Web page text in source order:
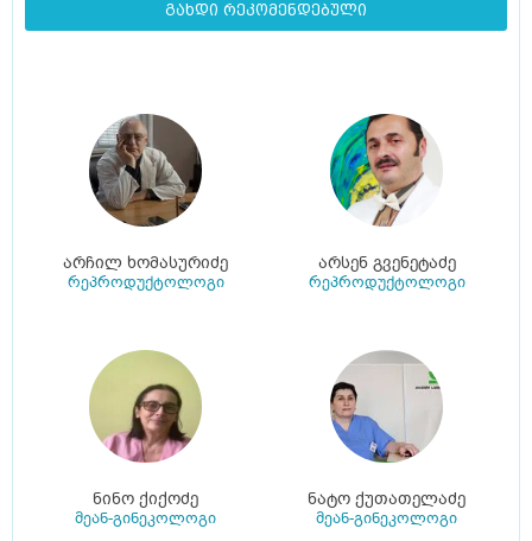
გახდი რეკომენდებული
არჩილ ხომასურიძე
რეპროდუქტოლოგი
არსენ გვენეტაძე
რეპროდუქტოლოგი
ნინო ქიქოძე
მეან-გინეკოლოგი
ნატო ქუთათელაძე
მეან-გინეკოლოგი